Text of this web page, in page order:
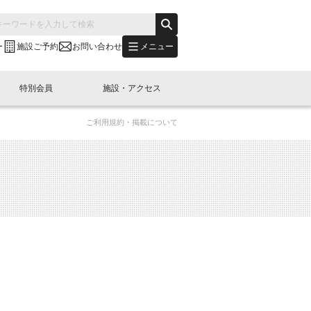
施設ご予約 お問い合わせ メニュー
別会員開催
展・参加
"LINK-BioBAY TOKYO"？
(News Letter)
コラム
ュース・事業紹介
ベント
LINK-J WEST
容
本橋エリアについて
特別会員
し込み
施設・アクセス
予約
ご利用規約・掲載について